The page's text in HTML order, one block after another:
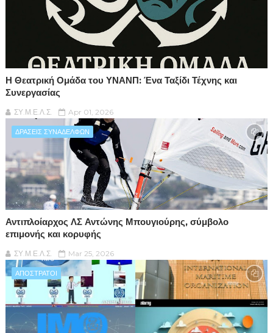
Η Θεατρική Ομάδα του ΥΝΑΝΠ: Ένα Ταξίδι Τέχνης και
Συνεργασίας
ΣΥ.Μ.Ε.Λ.Σ. Apr 01, 2026
ΔΡΑΣΕΙΣ ΣΥΝΑΔΕΛΦΩΝ
Αντιπλοίαρχος ΛΣ Αντώνης Μπουγιούρης, σύμβολο
επιμονής και κορυφής
ΣΥ.Μ.Ε.Λ.Σ. Mar 25, 2026
ΑΠΟΣΤΡΑΤΟΙ